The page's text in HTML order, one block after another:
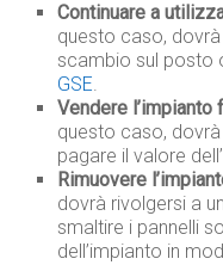
Continuare a
questo caso,
scambio sul posto
GSE.
Vendere
questo caso,
pagare il valore
Rimuovere
dovrà rivolgersi a
smaltire i pannelli
dell’impianto in